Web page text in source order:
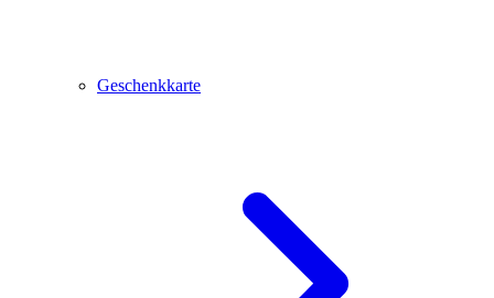
Geschenkkarte